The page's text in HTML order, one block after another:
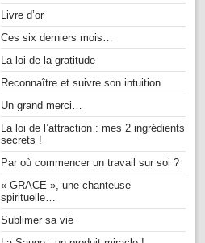
Livre d’or
Ces six derniers mois…
La loi de la gratitude
Reconnaître et suivre son intuition
Un grand merci…
La loi de l’attraction : mes 2 ingrédients
secrets !
Par où commencer un travail sur soi ?
« GRACE », une chanteuse
spirituelle…
Sublimer sa vie